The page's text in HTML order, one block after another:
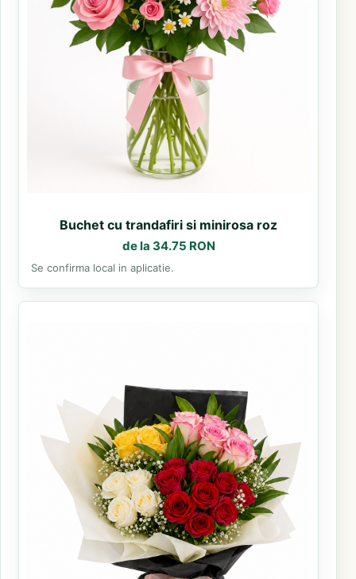
Buchet cu trandafiri si minirosa roz
de la 34.75 RON
Se confirma local in aplicatie.